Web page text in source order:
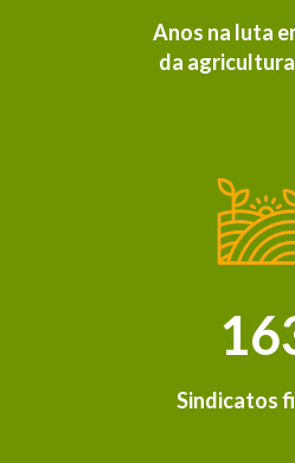
Anos na luta
da
Sindicatos